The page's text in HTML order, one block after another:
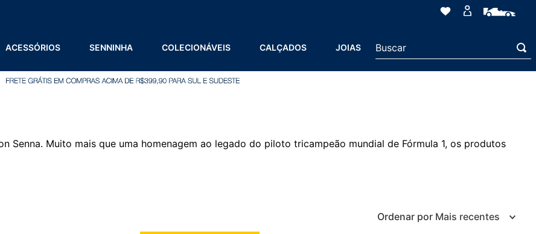
ACESSÓRIOS SENNINHA COLECIONÁVEIS CALÇADOS JOIAS
Buscar
Muito mais que uma homenagem ao legado do piloto tricampeão mundial de Fórmula 1, os produtos
Ordenar por Mais recentes